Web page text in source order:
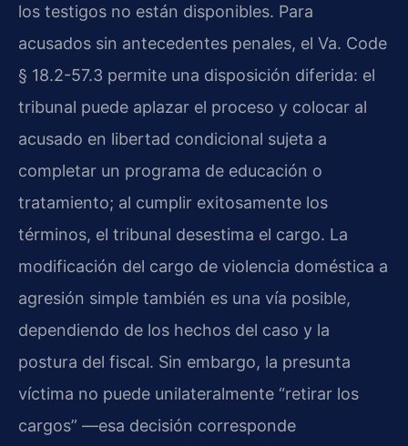
los testigos no están disponibles. Para
acusados sin antecedentes penales, el Va. Code
§ 18.2-57.3 permite una disposición diferida: el
tribunal puede aplazar el proceso y colocar al
acusado en libertad condicional sujeta a
completar un programa de educación o
tratamiento; al cumplir exitosamente los
términos, el tribunal desestima el cargo. La
modificación del cargo de violencia doméstica a
agresión simple también es una vía posible,
dependiendo de los hechos del caso y la
postura del fiscal. Sin embargo, la presunta
víctima no puede unilateralmente “retirar los
cargos” —esa decisión corresponde